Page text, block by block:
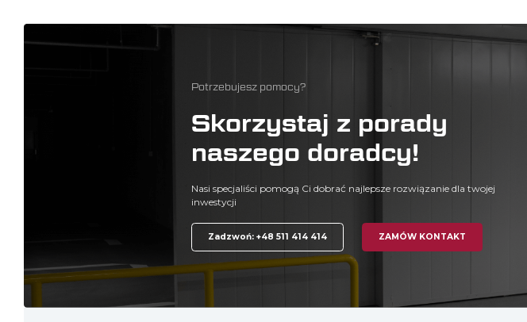
Potrzebujesz pomocy?
Skorzystaj z porady
naszego doradcy!
Nasi specjaliści pomogą Ci dobrać najlepsze rozwiązanie dla twojej
inwestycji
Zadzwoń: +48 511 414 414 ZAMÓW KONTAKT